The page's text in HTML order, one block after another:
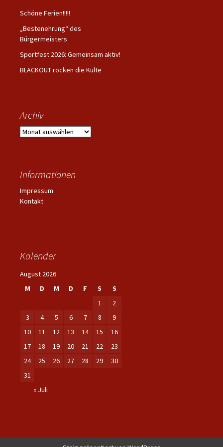
Schöne Ferien!!!!!
„Bestenehrung“ des
Bürgermeisters
Sportfest 2026: Gemeinsam aktiv!
BLACKOUT rocken die Kulte
Archiv
Archiv
Informationen
Impressum
Kontakt
Kalender
August 2026
M
D M D F S
S
1
2
3
4 5 6 7 8
9
10
11 12 13 14 15
16
17
18 19 20 21 22
23
24
25 26 27 28 29
30
31
« Juli